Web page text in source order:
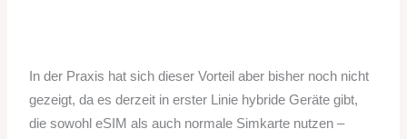
In der Praxis hat sich dieser Vorteil aber bisher noch nicht
gezeigt, da es derzeit in erster Linie hybride Geräte gibt,
die sowohl eSIM als auch normale Simkarte nutzen –